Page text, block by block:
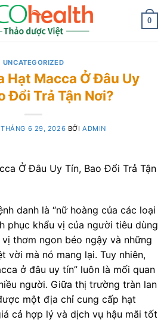
0
UNCATEGORIZED
Hạt Macca Ở Đâu Uy
Đổi Trả Tận Nơi?
THÁNG 6 29, 2026 BỞI ADMIN
Ở Đâu Uy Tín, Bao Đổi Trả Tận
danh là “nữ hoàng của các loại
phục khẩu vị của người tiêu dùng
thơm ngon béo ngậy và những
vời mà nó mang lại. Tuy nhiên,
ở đâu uy tín” luôn là mối quan
người. Giữa thị trường tràn lan
một địa chỉ cung cấp hạt
cả hợp lý và dịch vụ hậu mãi tốt